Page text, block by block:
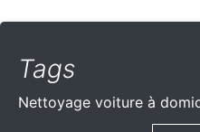
Tags
Nettoyage voiture à